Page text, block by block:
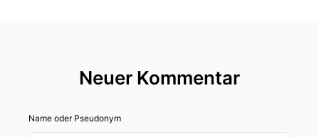
Neuer Kommentar
Name oder Pseudonym